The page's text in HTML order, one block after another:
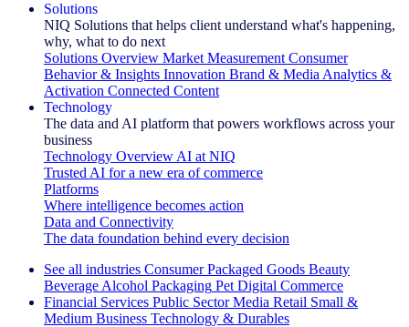
Solutions
NIQ Solutions that helps client understand what's happening,
why, what to do next
Solutions Overview Market Measurement Consumer
Behavior & Insights Innovation Brand & Media Analytics &
Activation Connected Content
Technology
The data and AI platform that powers workflows across your
business
Technology Overview AI at NIQ
Trusted AI for a new era of commerce
Platforms
Where intelligence becomes action
Data and Connectivity
The data foundation behind every decision
See all industries Consumer Packaged Goods Beauty
Beverage Alcohol Packaging Pet Digital Commerce
Financial Services Public Sector Media Retail Small &
Medium Business Technology & Durables